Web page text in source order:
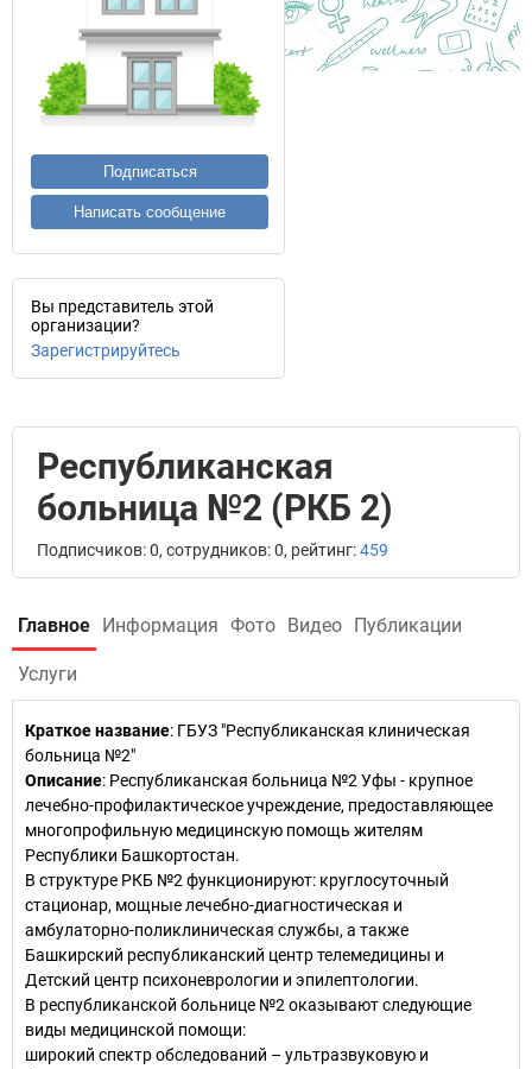
Подписаться
Написать сообщение
Вы представитель этой
организации?
Зарегистрируйтесь
Республиканская
больница №2 (РКБ 2)
Подписчиков: 0, сотрудников: 0, рейтинг:459
Главное Информация Фото Видео Публикации
Услуги
Краткое название: ГБУЗ "Республиканская клиническая
больница №2"
Описание: Республиканская больница №2 Уфы - крупное
лечебно-профилактическое учреждение, предоставляющее
многопрофильную медицинскую помощь жителям
Республики Башкортостан.
В структуре РКБ №2 функционируют: круглосуточный
стационар, мощные лечебно-диагностическая и
амбулаторно-поликлиническая службы, а также
Башкирский республиканский центр телемедицины и
Детский центр психоневрологии и эпилептологии.
В республиканской больнице №2 оказывают следующие
виды медицинской помощи:
широкий спектр обследований – ультразвуковую и